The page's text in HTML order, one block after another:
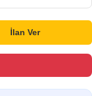
İlan Ver